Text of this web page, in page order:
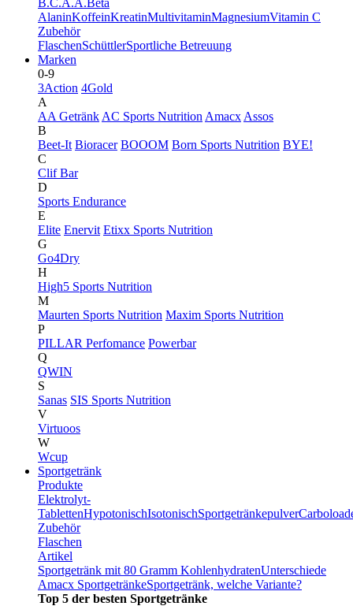
B.C.A.A.Beta
AlaninKoffeinKreatinMultivitaminMagnesiumVitamin C
Zubehör
FlaschenSchüttlerSportliche Betreuung
Marken
0-9
3Action 4Gold
A
AA Getränk AC Sports Nutrition Amacx Assos
B
Beet-It Bioracer BOOOM Born Sports Nutrition BYE!
C
Clif Bar
D
Sports Endurance
E
Elite Enervit Etixx Sports Nutrition
G
Go4Dry
H
High5 Sports Nutrition
M
Maurten Sports Nutrition Maxim Sports Nutrition
P
PILLAR Perfomance Powerbar
Q
QWIN
S
Sanas SIS Sports Nutrition
V
Virtuoos
W
Wcup
Sportgetränk
Produkte
Elektrolyt-
TablettenHypotonischIsotonischSportgetränkepulver
Zubehör
Flaschen
Artikel
Sportgetränk mit 80 Gramm KohlenhydratenUnterschiede
Amacx SportgetränkeSportgetränk, welche Variante?
Top 5 der besten Sportgetränke